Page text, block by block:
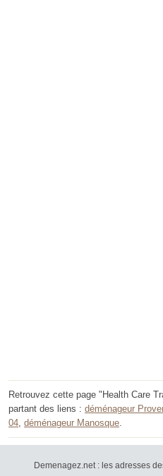
Retrouvez cette page "Health Care
partant des liens : déménageur
04, déménageur Manosque.
Demenagez.net : les adresses